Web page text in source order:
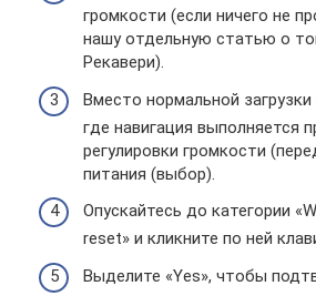
громкости (если ничего не
нашу отдельную статью о
Рекавери).
Вместо нормальной
где навигация выполняется
регулировки громкости
питания (выбор).
Опускайтесь до категории
reset» и кликните по ней
Выделите «Yes», чтобы